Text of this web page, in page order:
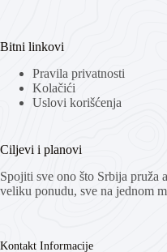
Bitni linkovi
Pravila privatnosti
Kolačići
Uslovi korišćenja
Ciljevi i planovi
Spojiti sve ono što Srbija pruža
veliku ponudu, sve na jednom
Kontakt Informacije